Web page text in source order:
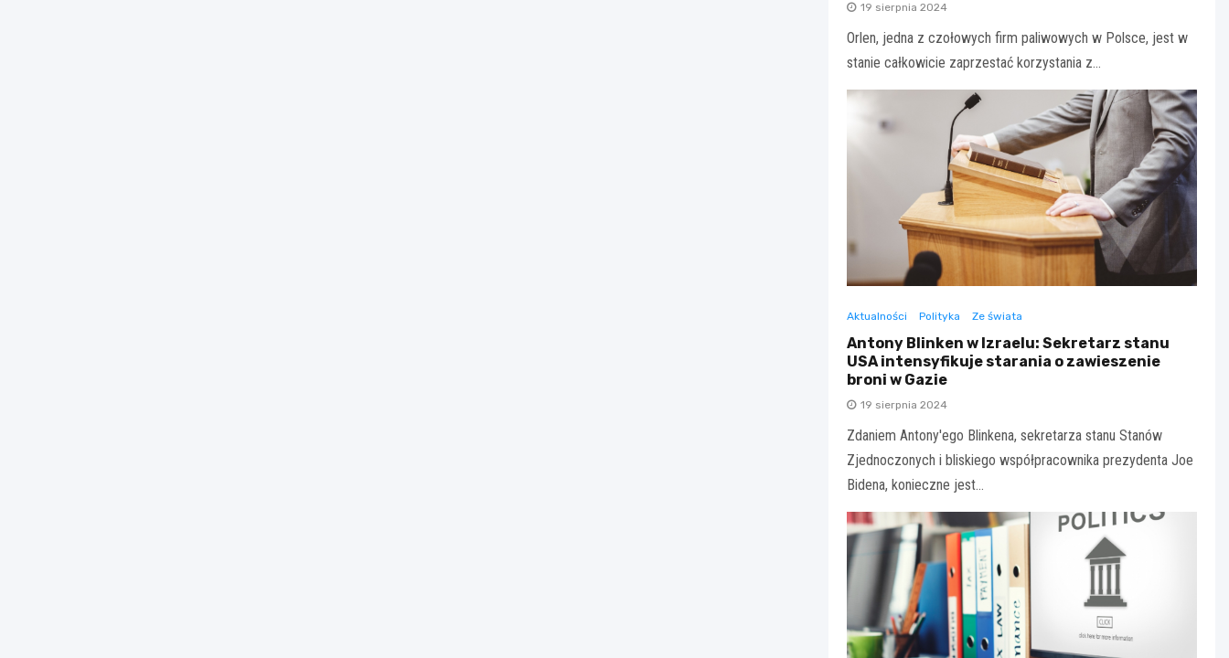
19 sierpnia 2024
Orlen, jedna z czołowych firm paliwowych w Polsce, jest w
stanie całkowicie zaprzestać korzystania z…
Aktualności Polityka Ze świata
Antony Blinken w Izraelu: Sekretarz stanu
USA intensyfikuje starania o zawieszenie
broni w Gazie
19 sierpnia 2024
Zdaniem Antony'ego Blinkena, sekretarza stanu Stanów
Zjednoczonych i bliskiego współpracownika prezydenta Joe
Bidena, konieczne jest…